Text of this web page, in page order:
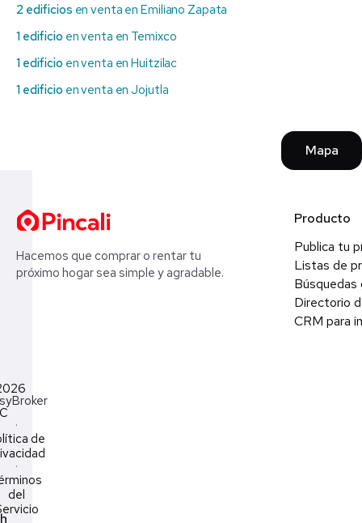
2 edificios en venta en Emiliano Zapata
1 edificio en venta en Temixco
1 edificio en venta en Huitzilac
1 edificio en venta en Jojutla
Mapa
Hacemos que comprar o rentar tu
próximo hogar sea simple y agradable.
Producto
Publica tu
Listas de
Búsquedas
Directorio
CRM para
·
de
·
del